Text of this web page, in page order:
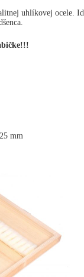
uhlíkovej ocele.
mm